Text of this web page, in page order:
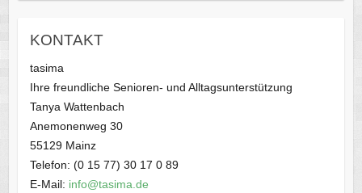
KONTAKT
tasima
Ihre freundliche Senioren- und Alltagsunterstützung
Tanya Wattenbach
Anemonenweg 30
55129 Mainz
Telefon: (0 15 77) 30 17 0 89
E-Mail: info@tasima.de